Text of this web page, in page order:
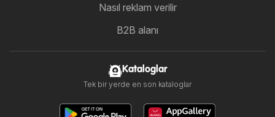
Nasıl reklam verilir
B2B alanı
Kataloglar
Tek bir yerde en son kataloglar